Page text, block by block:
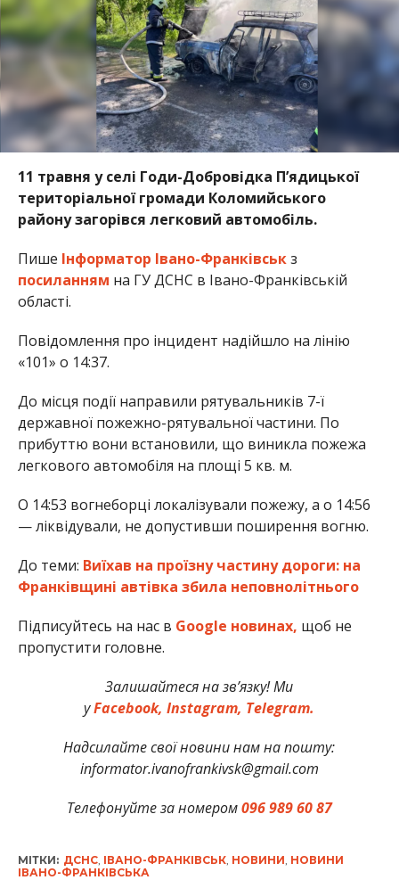
11 травня у селі Годи-Добровідка П’ядицької
територіальної громади Коломийського
району загорівся легковий автомобіль.
Пише Інформатор Івано-Франківськз
посиланням на ГУ ДСНС в Івано-Франківській
області.
Повідомлення про інцидент надійшло на лінію
«101» о 14:37.
До місця події направили рятувальників 7-ї
державної пожежно-рятувальної частини. По
прибуттю вони встановили, що виникла пожежа
легкового автомобіля на площі 5 кв. м.
О 14:53 вогнеборці локалізували пожежу, а о 14:56
— ліквідували, не допустивши поширення вогню.
До теми: Виїхав на проїзну частину дороги: на
Франківщині автівка збила неповнолітнього
Підписуйтесь на нас в Google новинах, щоб не
пропустити головне.
Залишайтеся на зв’язку! Ми
уFacebook, Instagram, Telegram.
Надсилайте свої новини нам на пошту:
informator.ivanofrankivsk@gmail.com
Телефонуйте за номером096 989 60 87
МІТКИ: ДСНС, ІВАНО-ФРАНКІВСЬК, НОВИНИ НОВИНИ
ІВАНО-ФРАНКІВСЬКА